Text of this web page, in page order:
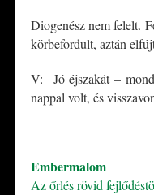
Diogenész nem felelt.
körbefordult, aztán
V: Jó éjszakát –
nappal volt, és
Embermalom
Az őrlés rövid